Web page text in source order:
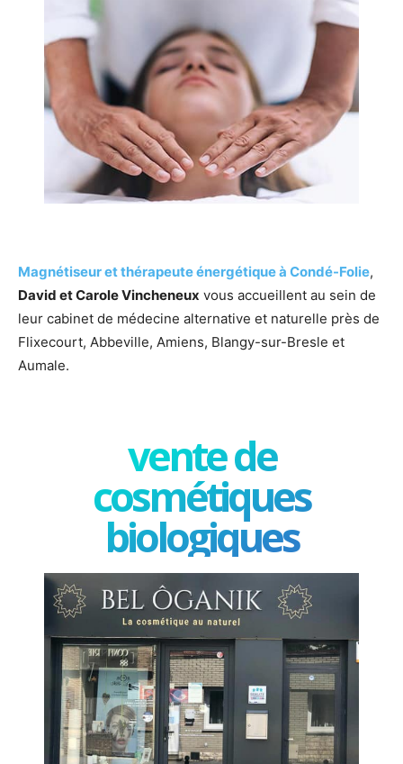
Magnétiseur et thérapeute énergétique à Condé-Folie,
David et Carole Vincheneux vous accueillent au sein de
leur cabinet de médecine alternative et naturelle près de
Flixecourt, Abbeville, Amiens, Blangy-sur-Bresle et
Aumale.
vente de
cosmétiques
biologiques